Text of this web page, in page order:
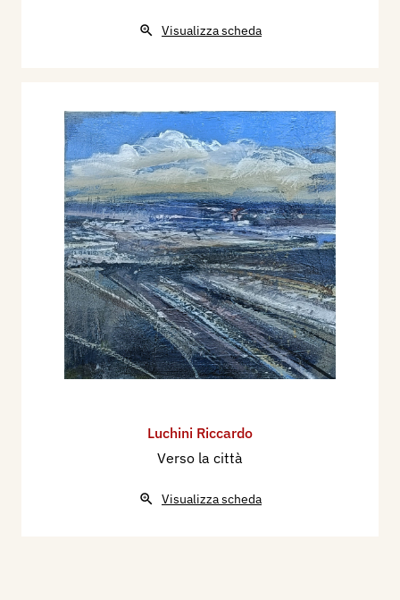
Visualizza scheda
Luchini Riccardo
Verso la città
Visualizza scheda